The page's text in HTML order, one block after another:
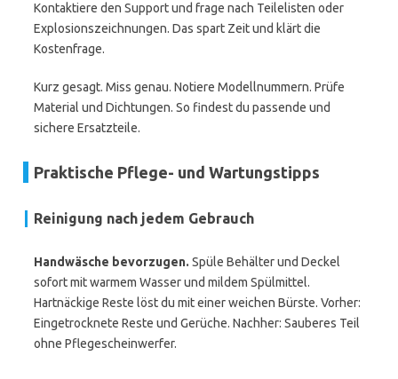
Kontaktiere den Support und frage nach Teilelisten oder
Explosionszeichnungen. Das spart Zeit und klärt die
Kostenfrage.
Kurz gesagt. Miss genau. Notiere Modellnummern. Prüfe
Material und Dichtungen. So findest du passende und
sichere Ersatzteile.
Praktische Pflege- und Wartungstipps
Reinigung nach jedem Gebrauch
Handwäsche bevorzugen. Spüle Behälter und Deckel
sofort mit warmem Wasser und mildem Spülmittel.
Hartnäckige Reste löst du mit einer weichen Bürste. Vorher:
Eingetrocknete Reste und Gerüche. Nachher: Sauberes Teil
ohne Pflegescheinwerfer.